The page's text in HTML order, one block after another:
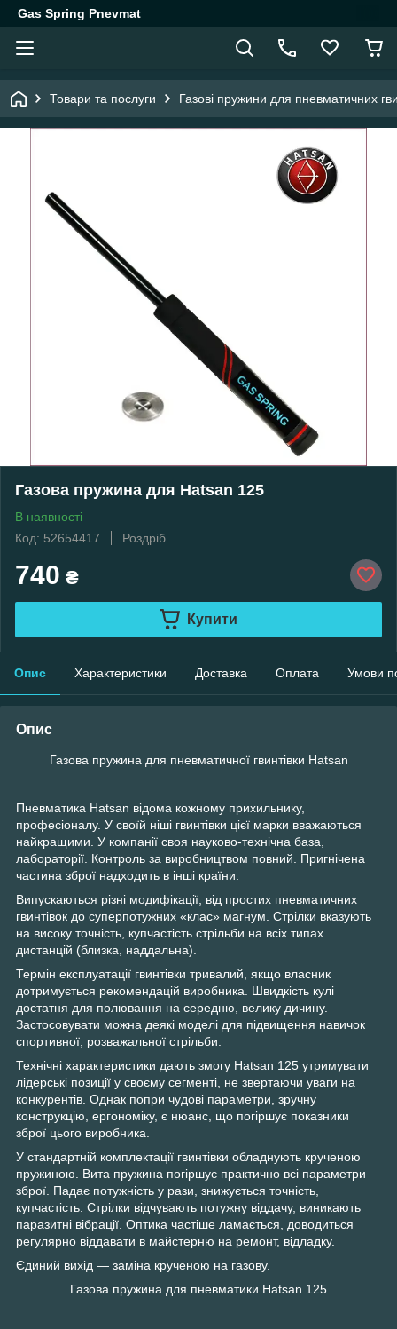
Gas Spring Pnevmat
Товари та послуги Газові пружини для пневматичних
Газова пружина для Hatsan 125
В наявності
Код: 52654417
Роздріб
740 ₴
Купити
Опис Характеристики Доставка Оплата Умови
Опис
Газова пружина для пневматичної гвинтівки Hatsan
Пневматика Hatsan відома кожному прихильнику,
професіоналу. У своїй ніші гвинтівки цієї марки вважаються
найкращими. У компанії своя науково-технічна база,
лабораторії. Контроль за виробництвом повний. Пригнічена
частина зброї надходить в інші країни.
Випускаються різні модифікації, від простих пневматичних
гвинтівок до суперпотужних «клас» магнум. Стрілки вказують
на високу точність, купчастість стрільби на всіх типах
дистанцій (близка, наддальна).
Термін експлуатації гвинтівки тривалий, якщо власник
дотримується рекомендацій виробника. Швидкість кулі
достатня для полювання на середню, велику дичину.
Застосовувати можна деякі моделі для підвищення навичок
спортивної, розважальної стрільби.
Технічні характеристики дають змогу Hatsan 125 утримувати
лідерські позиції у своєму сегменті, не звертаючи уваги на
конкурентів. Однак попри чудові параметри, зручну
конструкцію, ергономіку, є нюанс, що погіршує показники
зброї цього виробника.
У стандартній комплектації гвинтівки обладнують крученою
пружиною. Вита пружина погіршує практично всі параметри
зброї. Падає потужність у рази, знижується точність,
купчастість. Стрілки відчувають потужну віддачу, виникають
паразитні вібрації. Оптика частіше ламається, доводиться
регулярно віддавати в майстерню на ремонт, відладку.
Єдиний вихід — заміна крученою на газову.
Газова пружина для пневматики Hatsan 125